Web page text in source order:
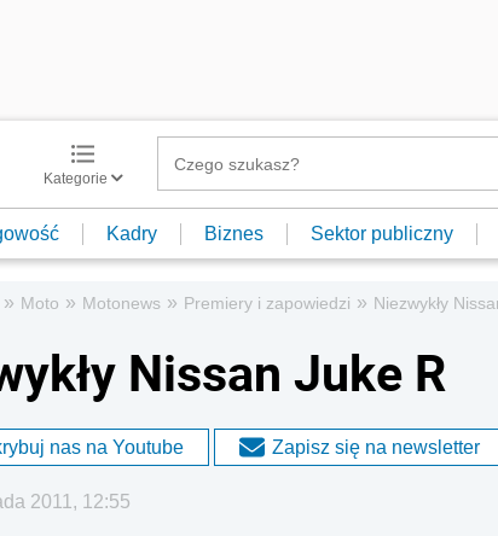
Kategorie
Kadry Biznes Sektor publiczny
» Moto » Motonews » Premiery i zapowiedzi » Niezwykły
Nissan Juke R
nas na Youtube Zapisz się na newsletter
2011, 12:55